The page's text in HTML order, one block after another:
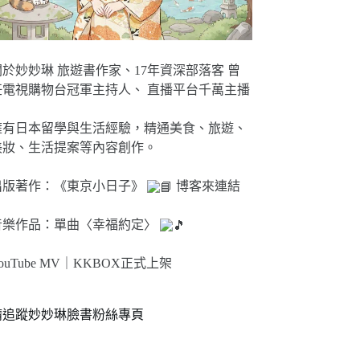
妙妙琳 旅遊書作家、17年資深部落客 曾
電視購物台冠軍主持人、 直播平台千萬主播
日本留學與生活經驗，精通美食、旅遊、
、生活提案等內容創作。
著作：《東京小日子》 博客來連結
作品：單曲〈幸福約定〉
MV｜KKBOX正式上架
追蹤妙妙琳臉書粉絲專頁